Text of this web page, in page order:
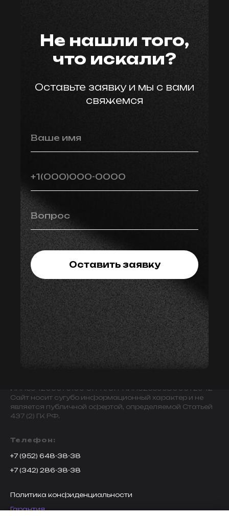
Не нашли того,
что искали?
Оставьте заявку и мы с вами
свяжемся
Ваше имя
+1(000)000-0000
Вопрос
Оставить заявку
ИНН594203076109 ОГРН/ОГРНИП325595800072942
Сайт носит сугубо информационный характер и не
является публичной офертой, определяемой Статьей
437 (2) ГК РФ.
Телефон:
+7 (952) 648-38-38
+7 (342) 286-38-38
Политика конфиденциальности
Гарантия